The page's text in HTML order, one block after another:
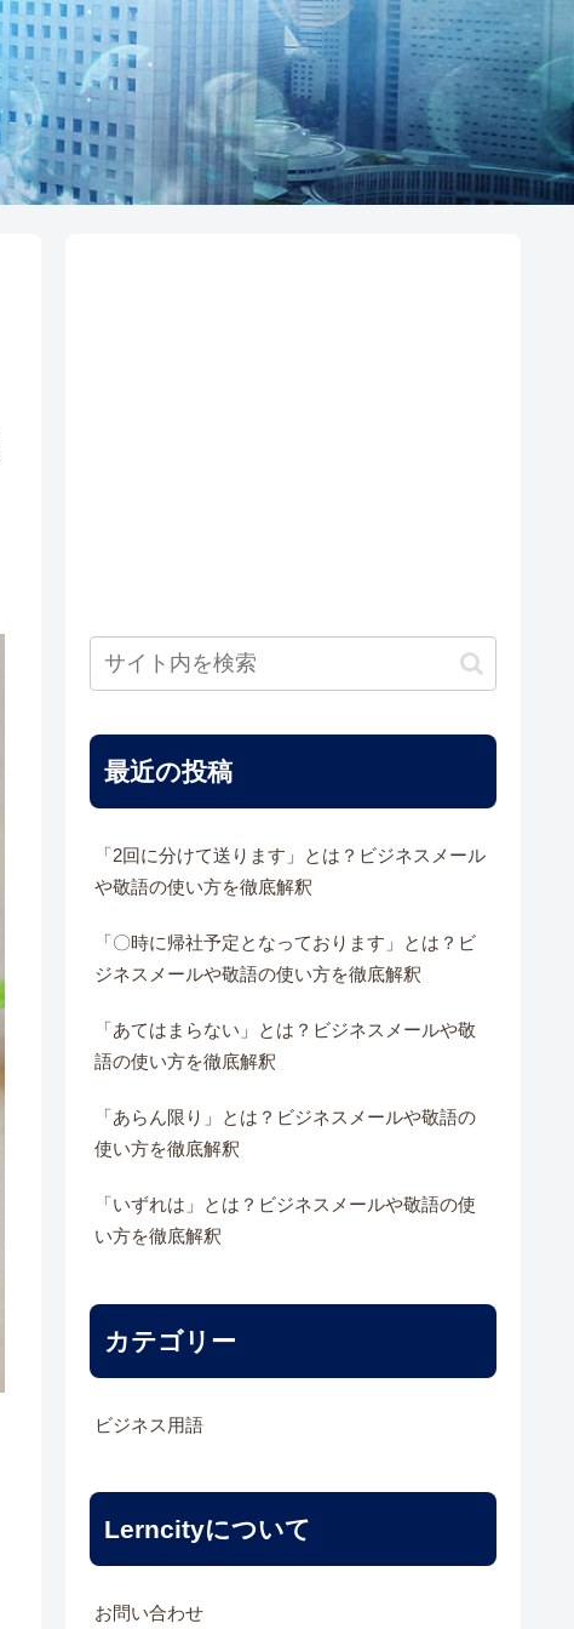
最近の投稿
「2回に分けて送ります」とは？ビジネスメール
や敬語の使い方を徹底解釈
「〇時に帰社予定となっております」とは？ビ
ジネスメールや敬語の使い方を徹底解釈
「あてはまらない」とは？ビジネスメールや敬
語の使い方を徹底解釈
「あらん限り」とは？ビジネスメールや敬語の
使い方を徹底解釈
「いずれは」とは？ビジネスメールや敬語の使
い方を徹底解釈
カテゴリー
ビジネス用語
Lerncityについて
お問い合わせ